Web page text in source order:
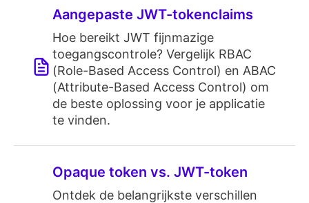
Aangepaste JWT-tokenclaims
Hoe bereikt JWT fijnmazige
toegangscontrole? Vergelijk RBAC
(Role-Based Access Control) en ABAC
(Attribute-Based Access Control) om
de beste oplossing voor je applicatie
te vinden.
Opaque token vs. JWT-token
Ontdek de belangrijkste verschillen